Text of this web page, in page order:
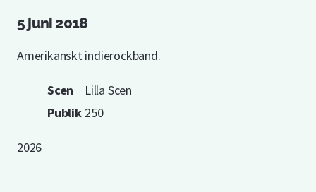
5 juni 2018
Amerikanskt indierockband.
Scen
Lilla Scen
Publik 250
2026